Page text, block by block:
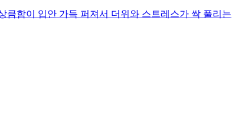
함이 입안 가득 퍼져서 더위와 스트레스가 싹 풀리는